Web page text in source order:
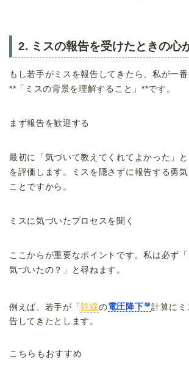
2. ミスの報告を受けたときの心
もし若手がミスを報告してきたら、私が一
**「ミスの背景を理解すること」**です。
まず報告を歓迎する
最初に「気づいて教えてくれてよかった」
を評価します。ミスを隠さずに報告する勇
ことですから。
ミスに気づいたプロセスを聞く
ここからが重要なポイントです。私は必ず
気づいたの？」と尋ねます。
例えば、若手が「幹線の電圧降下
計算に
告してきたとします。
こちらもおすすめ